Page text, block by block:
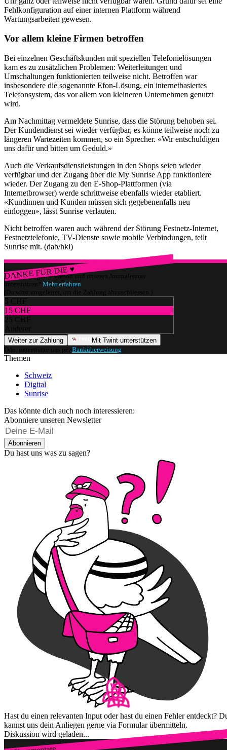
Fehlkonfiguration auf einer internen Plattform während
Wartungsarbeiten gewesen.
Vor allem kleine Firmen betroffen
Bei einzelnen Geschäftskunden mit speziellen Telefonielösungen
kam es zu zusätzlichen Problemen: Weiterleitungen und
Umschaltungen funktionierten teilweise nicht. Betroffen war
insbesondere die sogenannte Efon-Lösung, ein internetbasiertes
Telefonsystem, das vor allem von kleineren Unternehmen genutzt
wird.
Am Nachmittag vermeldete Sunrise, dass die Störung behoben sei.
Der Kundendienst sei wieder verfügbar, es könne teilweise noch zu
längeren Wartezeiten kommen, so ein Sprecher. «Wir entschuldigen
uns dafür und bitten um Geduld.»
Auch die Verkaufsdienstleistungen in den Shops seien wieder
verfügbar und der Zugang über die My Sunrise App funktioniere
wieder. Der Zugang zu den E-Shop-Plattformen (via
Internetbrowser) werde schrittweise ebenfalls wieder etabliert.
«Kundinnen und Kunden müssen sich gegebenenfalls neu
einloggen», lässt Sunrise verlauten.
Nicht betroffen waren auch während der Störung Festnetz-Internet,
Festnetztelefonie, TV-Dienste sowie mobile Verbindungen, teilt
Sunrise mit. (dab/hkl)
DANKE FÜR DIE ♥
Würdest du gerne watson und unseren Journalismus
unterstützen? Mehr erfahren
(Du wirst umgeleitet, um die Zahlung abzuschliessen.)
5 CHF
15 CHF
25 CHF
Anderer
Weiter zur Zahlung
Mit Twint unterstützen
Oder unterstütze uns per Banküberweisung
Themen
Schweiz
Digital
Sunrise
Das könnte dich auch noch interessieren:
Abonniere unseren Newsletter
Abonnieren
Du hast uns was zu sagen?
Hast du einen relevanten Input oder hast du einen Fehler entdeckt?
kannst uns dein Anliegen gerne via Formular übermitteln.
Diskussion wird geladen...